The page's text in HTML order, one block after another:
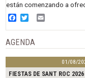
están comenzando a
Facebook
Twitter
AGENDA
01/08/
FIESTAS DE SANT ROC 2026